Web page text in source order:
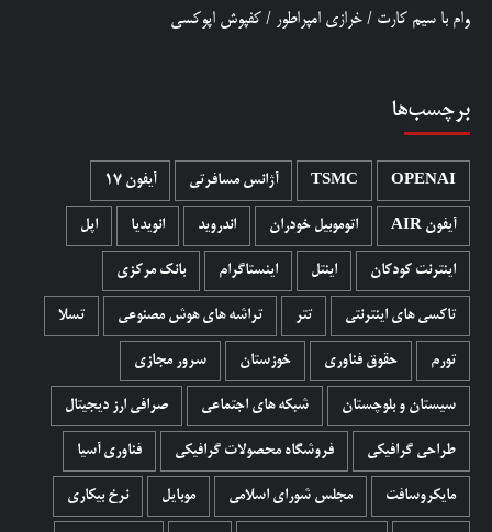
وام با سیم کارت / خرازی امپراطور / کفپوش اپوکسی
برچسب‌ها
OPENAI
TSMC آژانس مسافرتی آیفون 17
آیفون AIR اتوموبیل خودران اندروید انویدیا اپل
اینترنت کودکان اینتل اینستاگرام بانک مرکزی
تاکسی های اینترنتی تتر تراشه های هوش مصنوعی تسلا
تورم حقوق فناوری خوزستان سرور مجازی
سیستان و بلوچستان شبکه های اجتماعی صرافی ارز دیجیتال
طراحی گرافیکی فروشگاه محصولات گرافيکی فناوری آسیا
مایکروسافت مجلس شورای اسلامی موبایل نرخ بیکاری